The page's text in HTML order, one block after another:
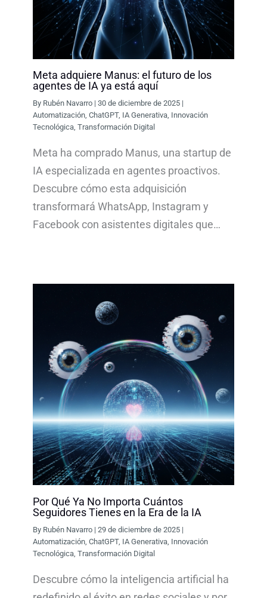
Meta adquiere Manus: el futuro de los
agentes de IA ya está aquí
By Rubén Navarro |30 de diciembre de 2025 |
Automatización ,ChatGPT, IA Generativa Innovación
Tecnológica ,Transformación Digital
Meta ha comprado Manus, una startup de
IA especializada en agentes proactivos.
Descubre cómo esta adquisición
transformará WhatsApp, Instagram y
Facebook con asistentes digitales que…
Por Qué Ya No Importa Cuántos
Seguidores Tienes en la Era de la IA
By Rubén Navarro |29 de diciembre de 2025 |
Automatización ,ChatGPT, IA Generativa Innovación
Tecnológica ,Transformación Digital
Descubre cómo la inteligencia artificial ha